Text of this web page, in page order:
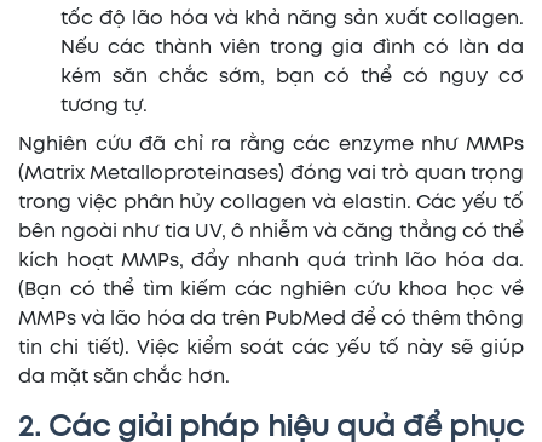
tốc độ lão hóa và khả năng sản xuất collagen.
Nếu các thành viên trong gia đình có làn da
kém săn chắc sớm, bạn có thể có nguy cơ
tương tự.
Nghiên cứu đã chỉ ra rằng các enzyme như MMPs
(Matrix Metalloproteinases) đóng vai trò quan trọng
trong việc phân hủy collagen và elastin. Các yếu tố
bên ngoài như tia UV, ô nhiễm và căng thẳng có thể
kích hoạt MMPs, đẩy nhanh quá trình lão hóa da.
(Bạn có thể tìm kiếm các nghiên cứu khoa học về
MMPs và lão hóa da trên PubMed để có thêm thông
tin chi tiết). Việc kiểm soát các yếu tố này sẽ giúp
da mặt săn chắc hơn.
2. Các giải pháp hiệu quả để phục